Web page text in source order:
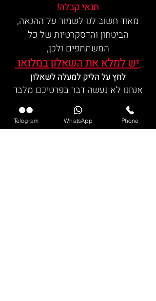
תנאי קבלה!
מאוד חשוב לנו לשמור על ההנאה,
הביטחון והדסקרטיות של כל
המשתתפים ולכן,
יש למלא את השאלון במלואו
לחץ על הליק למעלה לשאלון
אנחנו לא נעשה דבר בפרטיכם מלבד
לאשר את זהותכם.
Telegram WhatsApp Phone